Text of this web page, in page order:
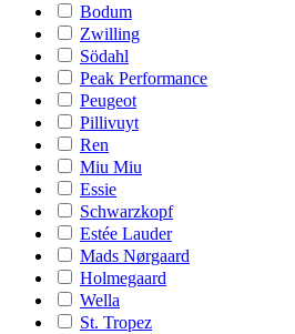
Bodum
Zwilling
Södahl
Peak Performance
Peugeot
Pillivuyt
Ren
Miu Miu
Essie
Schwarzkopf
Estée Lauder
Mads Nørgaard
Holmegaard
Wella
St. Tropez